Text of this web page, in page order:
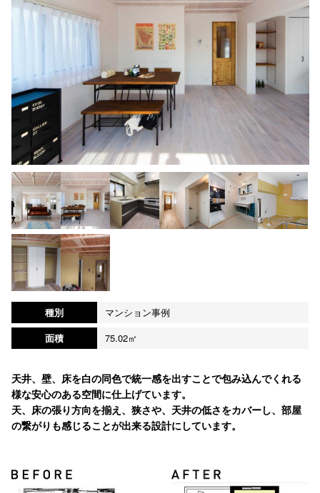
種別
マンション事例
面積
75.02㎡
天井、壁、床を白の同色で統一感を出すことで包み込んでくれる
様な安心のある空間に仕上げています。
天、床の張り方向を揃え、狭さや、天井の低さをカバーし、部屋
の繋がりも感じることが出来る設計にしています。